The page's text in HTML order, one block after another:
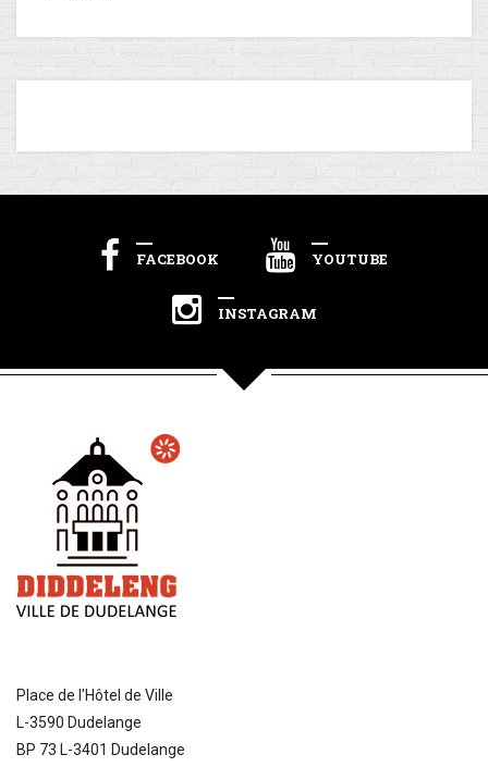
FACEBOOK YOUTUBE
INSTAGRAM
Place de l'Hôtel de Ville
L-3590 Dudelange
BP 73 L-3401 Dudelange